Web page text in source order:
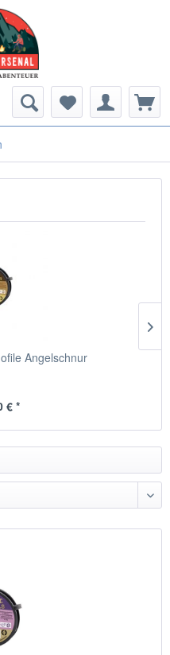
Angelschnur
€ *